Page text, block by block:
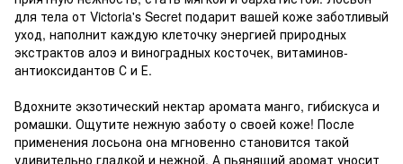
для тела от Victoria's Secret подарит вашей коже заботливый
уход, наполнит каждую клеточку энергией природных
экстрактов алоэ и виноградных косточек, витаминов-
антиоксидантов С и Е.
Вдохните экзотический нектар аромата манго, гибискуса и
ромашки. Ощутите нежную заботу о своей коже! После
применения лосьона она мгновенно становится такой
удивительно гладкой и нежной. А пьянящий аромат уносит